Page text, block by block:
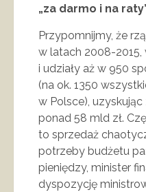
„za darmo i na
Przypomnijmy, że
w latach 2008-2015,
i udziały aż w 950
(na ok. 1350
w Polsce),
ponad 58 mld zł.
to sprzedaż
potrzeby budżetu
pieniędzy, minister
dyspozycję